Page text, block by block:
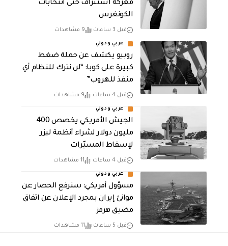
معركة استنزاف حتى انتخابات
الكونغرس
قبل 3 ساعات 9 مشاهدات
عربي ودولي
روبيو يكشف عن حملة ضغط
كبيرة على كوبا: “لن نترك للنظام أي
منفذ للهروب”
قبل 4 ساعات 9 مشاهدات
عربي ودولي
الجيش الأمريكي يخصص 400
مليون دولار لشراء أنظمة ليزر
لإسقاط المسيّرات
قبل 4 ساعات 11 مشاهدات
عربي ودولي
مسؤول أمريكي: سنرفع الحصار عن
موانئ إيران بمجرد الإعلان عن اتفاق
مضيق هرمز
قبل 5 ساعات 11 مشاهدات